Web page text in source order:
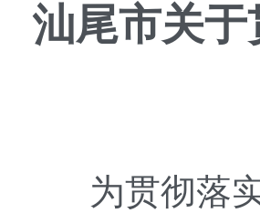
汕尾市关
为贯彻落实